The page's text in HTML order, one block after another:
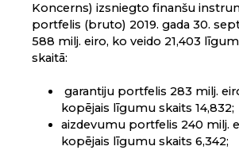
Koncerns) izsniegto finanšu
portfelis (bruto) 2019. gada 30.
588 milj. eiro, ko veido 21,403
skaitā:
garantiju portfelis 283 milj.
kopējais līgumu skaits 14,832;
aizdevumu portfelis 240 milj.
kopējais līgumu skaits 6,342;